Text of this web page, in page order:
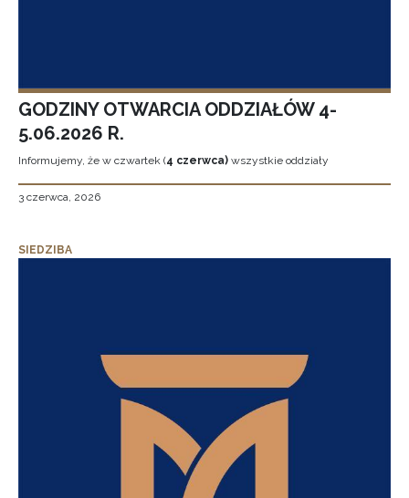
GODZINY OTWARCIA ODDZIAŁÓW 4-
5.06.2026 R.
Informujemy, że w czwartek (4 czerwca) wszystkie oddziały
3 czerwca, 2026
SIEDZIBA